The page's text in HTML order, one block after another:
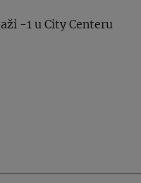
-1 u City Centeru